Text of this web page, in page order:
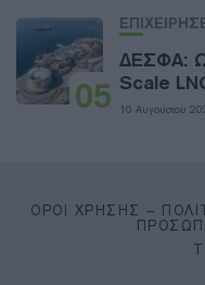
05
ΔΕΣΦΑ:
Scale
10 Αυγούστου
ΌΡΟΙ ΧΡΉΣΗΣ –